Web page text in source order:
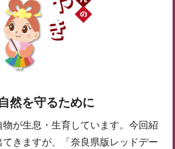
然を守るために
が生息・生育しています。今回紹
きますが、「奈良県版レッドデー